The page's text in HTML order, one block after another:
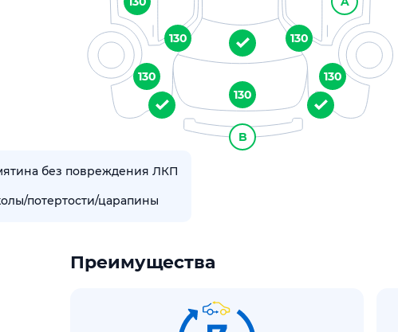
130
B
130
130
130
130
без повреждения ЛКП
потертости/царапины
Преимущества